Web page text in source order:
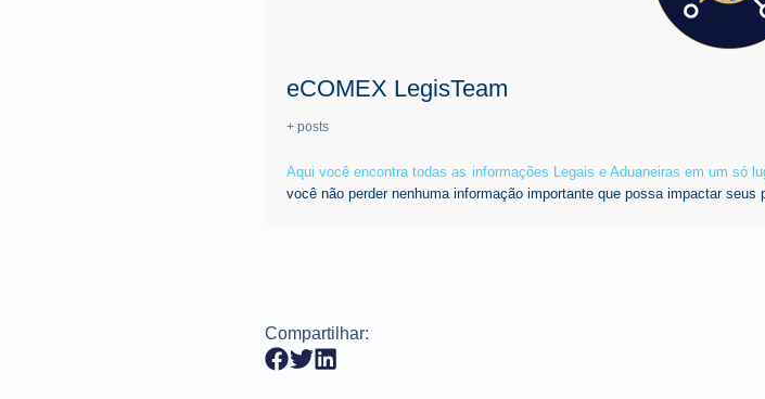
eCOMEX LegisTeam
+ posts
Aqui você encontra todas as informações Legais e Aduaneiras em um só
você não perder nenhuma informação importante que possa impactar seus
Compartilhar: